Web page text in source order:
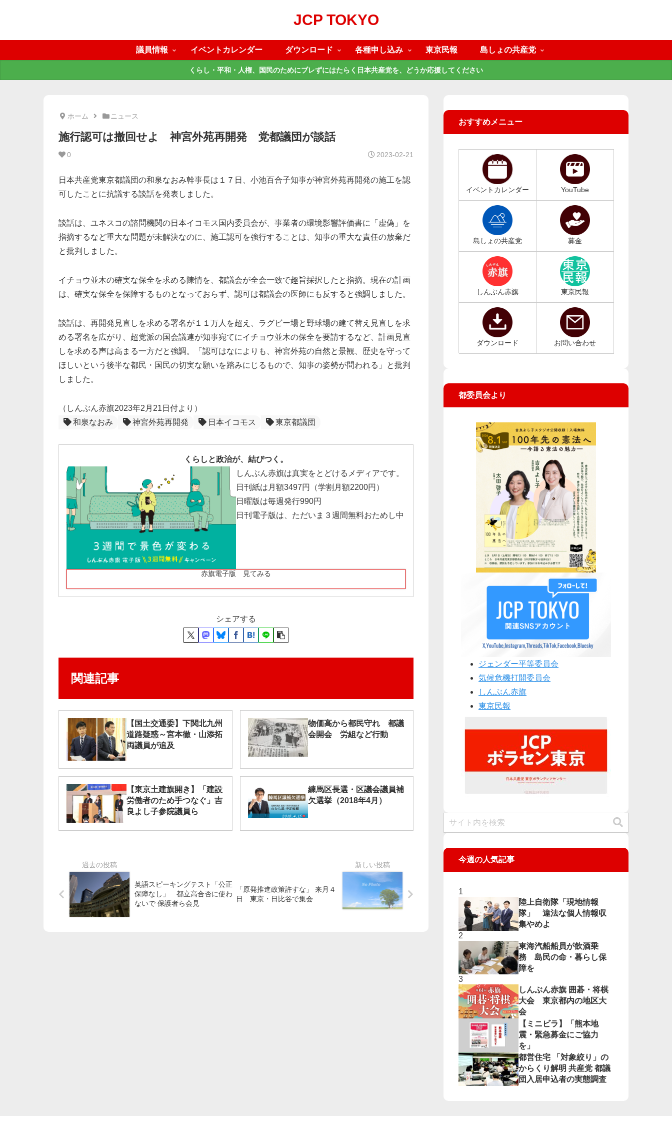
JCP TOKYO
議員情報 イベントカレンダー ダウンロード 各種申し込み 東京民報 島しょの共産党
くらし・平和・人権、国民のためにブレずにはたらく日本共産党を、どうか応援してください
ホーム ニュース
施行認可は撤回せよ 神宮外苑再開発 党都議団が談話
0 2023-02-21
日本共産党東京都議団の和泉なおみ幹事長は１７日、小池百合子知事が神宮外苑再開発の施工を認
可したことに抗議する談話を発表しました。
談話は、ユネスコの諮問機関の日本イコモス国内委員会が、事業者の環境影響評価書に「虚偽」を
指摘するなど重大な問題が未解決なのに、施工認可を強行することは、知事の重大な責任の放棄だ
と批判しました。
イチョウ並木の確実な保全を求める陳情を、都議会が全会一致で趣旨採択したと指摘。現在の計画
は、確実な保全を保障するものとなっておらず、認可は都議会の医師にも反すると強調しました。
談話は、再開発見直しを求める署名が１１万人を超え、ラグビー場と野球場の建て替え見直しを求
める署名を広がり、超党派の国会議連が知事宛てにイチョウ並木の保全を要請するなど、計画見直
しを求める声は高まる一方だと強調。「認可はなによりも、神宮外苑の自然と景観、歴史を守って
ほしいという後半な都民・国民の切実な願いを踏みにじるもので、知事の姿勢が問われる」と批判
しました。
（しんぶん赤旗2023年2月21日付より）
和泉なおみ
神宮外苑再開発 日本イコモス 東京都議団
くらしと政治が、結びつく。
しんぶん赤旗は真実をとどけるメディアです。
日刊紙は月額3497円（学割月額2200円）
日曜版は毎週発行990円
日刊電子版は、ただいま３週間無料おためし中
赤旗電子版 見てみる
シェアする
関連記事
【国土交通委】下関北九州
道路疑惑～宮本徹・山添拓
両議員が追及
物価高から都民守れ 都議
会開会 労組など行動
【東京土建旗開き】「建設
労働者のため手つなぐ」吉
良よし子参院議員ら
練馬区長選・区議会議員補
欠選挙（2018年4月）
英語スピーキングテスト「公正
保障なし」 都立高合否に使わ
ないで 保護者ら会見
「原発推進政策許すな」 来月４
日 東京・日比谷で集会
おすすめメニュー
イベントカレンダー YouTube
島しょの共産党 募金
しんぶん赤旗 東京民報
ダウンロード お問い合わせ
都委員会より
ジェンダー平等委員会
気候危機打開委員会
しんぶん赤旗
東京民報
今週の人気記事
陸上自衛隊「現地情報
隊」 違法な個人情報収
集やめよ
東海汽船船員が飲酒乗
務 島民の命・暮らし保
障を
しんぶん赤旗 囲碁・将棋
大会 東京都内の地区大
会
【ミニビラ】「熊本地
震・緊急募金にご協力
を」
都営住宅 「対象絞り」の
からくり解明 共産党 都議
団入居申込者の実態調査